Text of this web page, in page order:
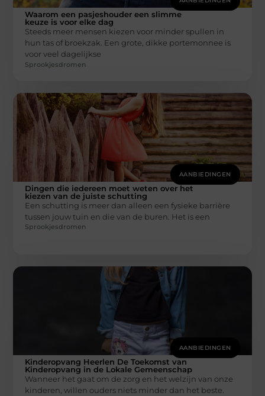
Waarom een pasjeshouder een slimme
keuze is voor elke dag
Steeds meer mensen kiezen voor minder spullen in
hun tas of broekzak. Een grote, dikke portemonnee is
voor veel dagelijkse
Sprookjesdromen
AANBIEDINGEN
Dingen die iedereen moet weten over het
kiezen van de juiste schutting
Een schutting is meer dan alleen een fysieke barrière
tussen jouw tuin en die van de buren. Het is een
Sprookjesdromen
AANBIEDINGEN
Kinderopvang Heerlen De Toekomst van
Kinderopvang in de Lokale Gemeenschap
Wanneer het gaat om de zorg en het welzijn van onze
kinderen, willen ouders niets minder dan het beste.